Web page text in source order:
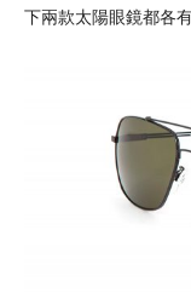
下兩款太陽眼鏡都各